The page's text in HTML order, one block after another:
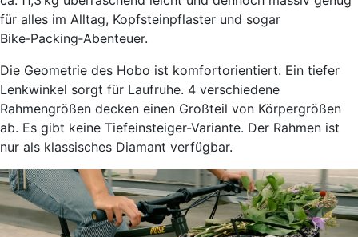
für alles im Alltag, Kopfsteinpflaster und sogar
Bike‑Packing‑Abenteuer.
Die Geometrie des Hobo ist komfortorientiert. Ein tiefer
Lenkwinkel sorgt für Laufruhe. 4 verschiedene
Rahmengrößen decken einen Großteil von Körpergrößen
ab. Es gibt keine Tiefeinsteiger-Variante. Der Rahmen ist
nur als klassisches Diamant verfügbar.